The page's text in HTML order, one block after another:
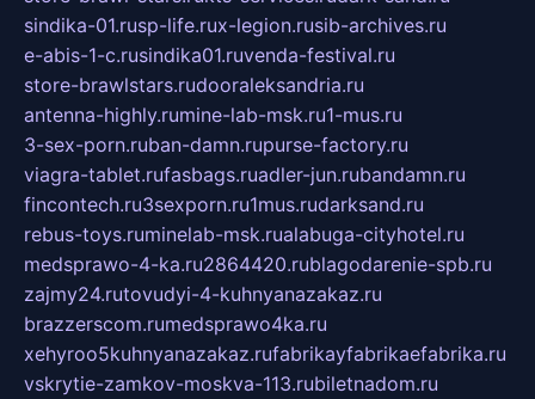
sindika-01.rusp-life.rux-legion.rusib-archives.ru
e-abis-1-c.rusindika01.ruvenda-festival.ru
store-brawlstars.rudooraleksandria.ru
antenna-highly.rumine-lab-msk.ru1-mus.ru
3-sex-porn.ruban-damn.rupurse-factory.ru
viagra-tablet.rufasbags.ruadler-jun.rubandamn.ru
fincontech.ru3sexporn.ru1mus.rudarksand.ru
rebus-toys.ruminelab-msk.rualabuga-cityhotel.ru
medsprawo-4-ka.ru2864420.rublagodarenie-spb.ru
zajmy24.rutovudyi-4-kuhnyanazakaz.ru
brazzerscom.rumedsprawo4ka.ru
xehyroo5kuhnyanazakaz.rufabrikayfabrikaefabrika.ru
vskrytie-zamkov-moskva-113.rubiletnadom.ru